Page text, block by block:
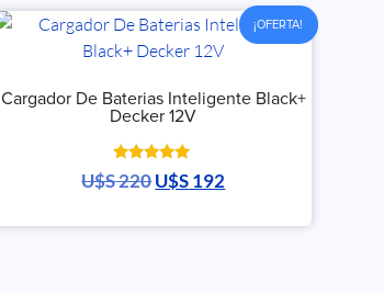
¡OFERTA!
Cargador De Baterias Inteligente Black+
Decker 12V
Valorado
con
U$S220U$S192